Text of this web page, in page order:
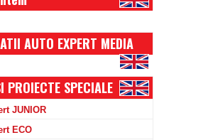
AUTO EXPERT MEDIA
PROIECTE SPECIALE
JUNIOR
ECO